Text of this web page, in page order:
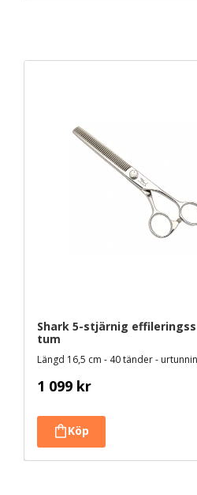
Shark 5-stjärnig
tum
Längd 16,5 cm - 40 tänder -
1 099 kr